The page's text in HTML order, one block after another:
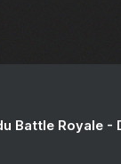
Battle Royale -